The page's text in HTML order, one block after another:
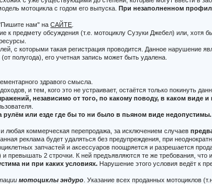
мотоцикла с годом его выпуска.При незаполненном
"Пишите нам" наСАЙТЕ
к предмету обсуждения (т.е. мотоциклу Сузуки Джебел) или,
с которыми такая регистрация проводится. Данное нарушение
полугода), его учетная запись может быть удалена.
здравого смысла.
и тем, кого это не устраивает, остаётся только покинуть
независимо от того, по какому поводу, в каком виде
или езде где бы то ни было в пьяном виде недопустимы.
и любая коммерческая перепродажа, за исключением случаев
реклама будет удаляться без предупреждения, при
запчастей и аксессуаров поощряется и разрешается
превышать 2 строчки. К ней предъявляются те же требования,
ни при каких условиях. Нарушение этого условия ведёт к
мотоциклы эндуро . Указание всех проданных мотоциклов